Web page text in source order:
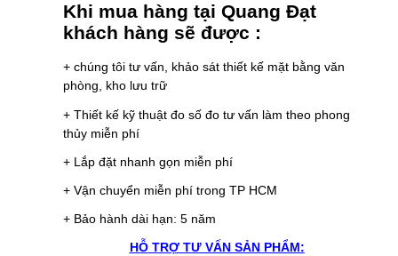
Khi mua hàng tại Quang Đạt
khách hàng sẽ được :
+ chúng tôi tư vấn, khảo sát thiết kế mặt bằng văn
phòng, kho lưu trữ
+ Thiết kế kỹ thuật đo số đo tư vấn làm theo phong
thủy miễn phí
+ Lắp đặt nhanh gọn miễn phí
+ Vận chuyển miễn phí trong TP HCM
+ Bảo hành dài hạn: 5 năm
HỖTRỢ TƯ VẤN SẢN PHẨM: